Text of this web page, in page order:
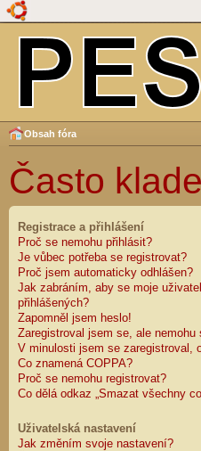
Obsah fóra
Často
Registrace a přihlášení
Proč se nemohu přihlásit?
Je vůbec potřeba se registrovat?
Proč jsem automaticky odhlášen?
Jak zabráním, aby se moje
přihlášených?
Zapomněl jsem heslo!
Zaregistroval jsem se, ale nemohu
V minulosti jsem se zaregistroval,
Co znamená COPPA?
Proč se nemohu registrovat?
Co dělá odkaz „Smazat všechny
Uživatelská nastavení
Jak změním svoje nastavení?